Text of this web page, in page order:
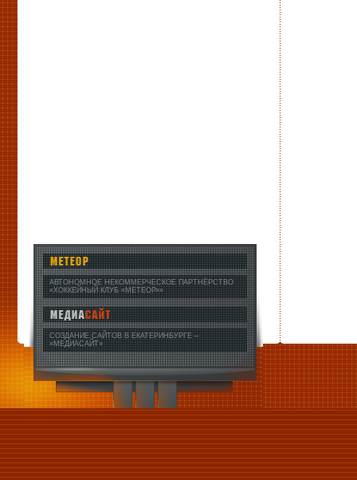
АВТОНОМНОЕ НЕКОММЕРЧЕСКОЕ ПАРТНЁРСТВО
«ХОККЕЙНЫЙ КЛУБ «МЕТЕОР»»
СОЗДАНИЕ САЙТОВ В ЕКАТЕРИНБУРГЕ –
«МЕДИАСАЙТ»